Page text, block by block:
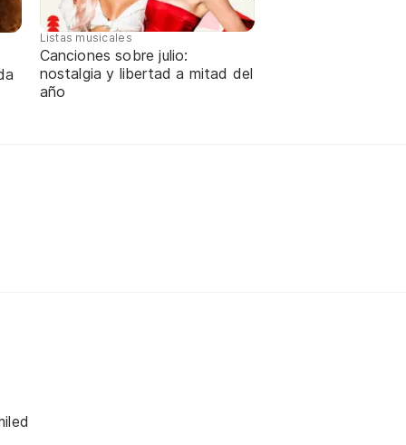
Listas musicales
Canciones sobre julio:
nostalgia y libertad a mitad del
año